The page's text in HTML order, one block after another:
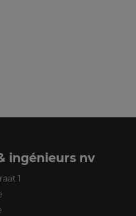
ingénieurs nv
1